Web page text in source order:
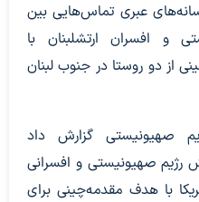
عبری تماس‌هایی بین
و افسران ارتشلبنان با
از دو روستا در جنوب لبنان
صهیونیستی گزارش داد
رژیم صهیونیستی و افسرانی
با هدف مقدمه‌چینی برای